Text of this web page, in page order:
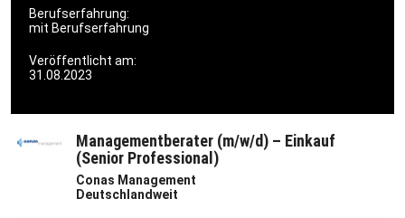
Managementberater (m/w/d) – Einkauf
(Senior Professional)
Conas Management
Deutschlandweit
Berufserfahrung
mit Berufserfahrung
Veröffentlicht am:
31.08.2023